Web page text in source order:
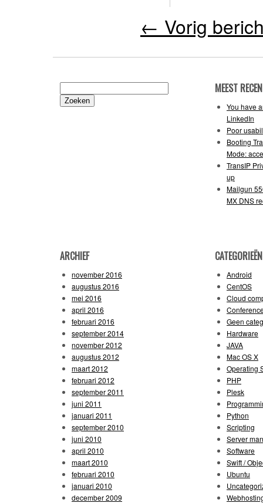
← Vorig
naar:
MEEST
You have
LinkedIn
Poor
Booting
Mode:
TransIP
up
Mailgun
MX DNS
ARCHIEF
november 2016
augustus 2016
mei 2016
april 2016
februari 2016
september 2014
november 2012
augustus 2012
maart 2012
februari 2012
september 2011
juni 2011
januari 2011
september 2010
juni 2010
april 2010
maart 2010
februari 2010
januari 2010
december 2009
CATEGORIEËN
Android
CentOS
Cloud
Geen
Hardware
JAVA
Mac OS X
Operating
PHP
Plesk
Python
Scripting
Server
Software
Swift /
Ubuntu